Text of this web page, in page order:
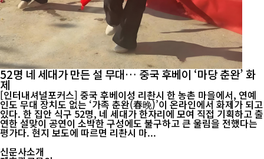
52명 네 세대가 만든 설 무대… 중국 후베이 ‘마당 춘완’ 화
제
[인터내셔널포커스] 중국 후베이성 리촨시 한 농촌 마을에서, 연예
인도 무대 장치도 없는 ‘가족 춘완(春晚)’이 온라인에서 화제가 되고
있다. 한 집안 식구 52명, 네 세대가 한자리에 모여 직접 기획하고 출
연한 설맞이 공연이 소박한 구성에도 불구하고 큰 울림을 전했다는
평가다. 현지 보도에 따르면 리촨시 마...
신문사소개